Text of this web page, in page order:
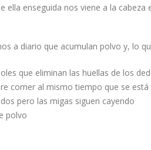
enseguida nos viene a la
a diario que acumulan polvo y, lo
que eliminan las huellas de los
comer al mismo tiempo que se
pero las migas siguen cayendo
polvo